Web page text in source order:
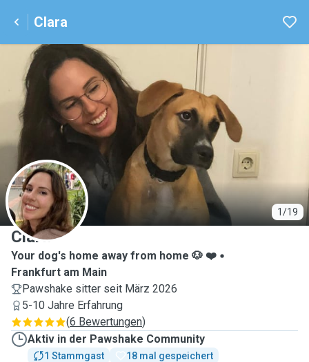
Clara
1/19
C
Clara
Your dog's home away from home 🐶 ❤️
Frankfurt am Main
Pawshake sitter seit März 2026
5-10 Jahre Erfahrung
(6 Bewertungen)
Aktiv in der Pawshake Community
1 Stammgast
18 mal gespeichert